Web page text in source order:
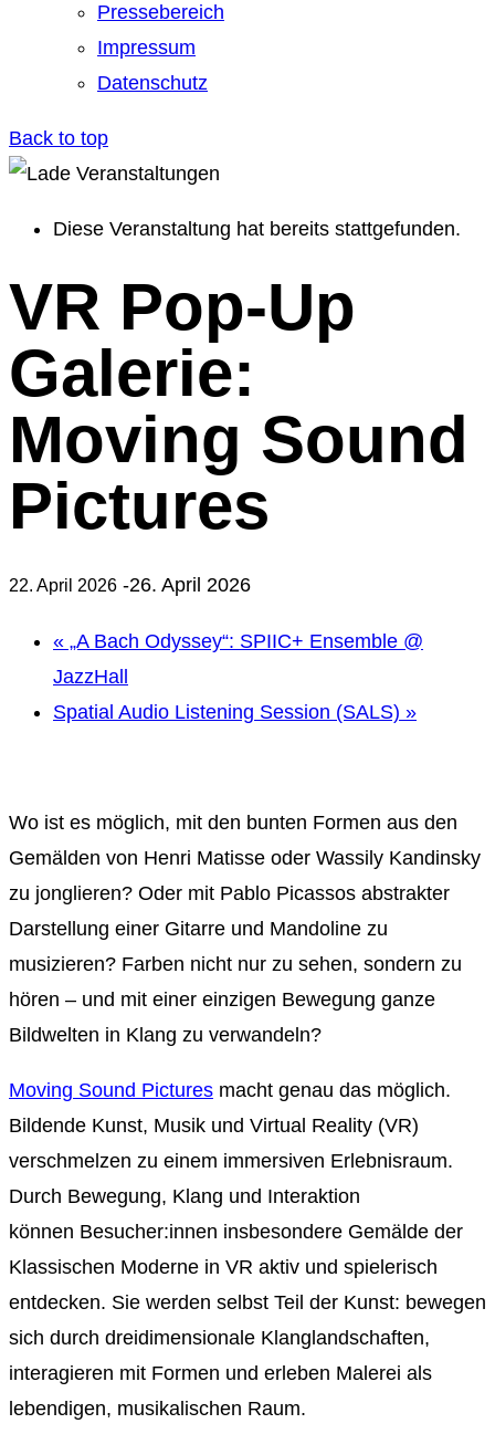
Pressebereich
Impressum
Datenschutz
Back to top
Diese Veranstaltung hat bereits stattgefunden.
VR Pop-Up
Galerie:
Moving Sound
Pictures
22. April 2026 -26. April 2026
« „A Bach Odyssey“: SPIIC+ Ensemble @
JazzHall
Spatial Audio Listening Session (SALS) »
Wo ist es möglich, mit den bunten Formen aus den
Gemälden von Henri Matisse oder Wassily Kandinsky
zu jonglieren? Oder mit Pablo Picassos abstrakter
Darstellung einer Gitarre und Mandoline zu
musizieren? Farben nicht nur zu sehen, sondern zu
hören – und mit einer einzigen Bewegung ganze
Bildwelten in Klang zu verwandeln?
Moving Sound Pictures macht genau das möglich.
Bildende Kunst, Musik und Virtual Reality (VR)
verschmelzen zu einem immersiven Erlebnisraum.
Durch Bewegung, Klang und Interaktion
können Besucher:innen insbesondere Gemälde der
Klassischen Moderne in VR aktiv und spielerisch
entdecken. Sie werden selbst Teil der Kunst: bewegen
sich durch dreidimensionale Klanglandschaften,
interagieren mit Formen und erleben Malerei als
lebendigen, musikalischen Raum.